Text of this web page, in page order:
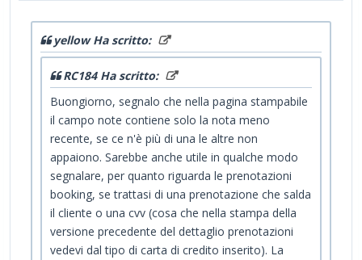
yellow Ha scritto:
RC184 Ha scritto:
Buongiorno, segnalo che nella pagina stampabile
il campo note contiene solo la nota meno
recente, se ce n'è più di una le altre non
appaiono. Sarebbe anche utile in qualche modo
segnalare, per quanto riguarda le prenotazioni
booking, se trattasi di una prenotazione che salda
il cliente o una cvv (cosa che nella stampa della
versione precedente del dettaglio prenotazioni
vedevi dal tipo di carta di credito inserito). La